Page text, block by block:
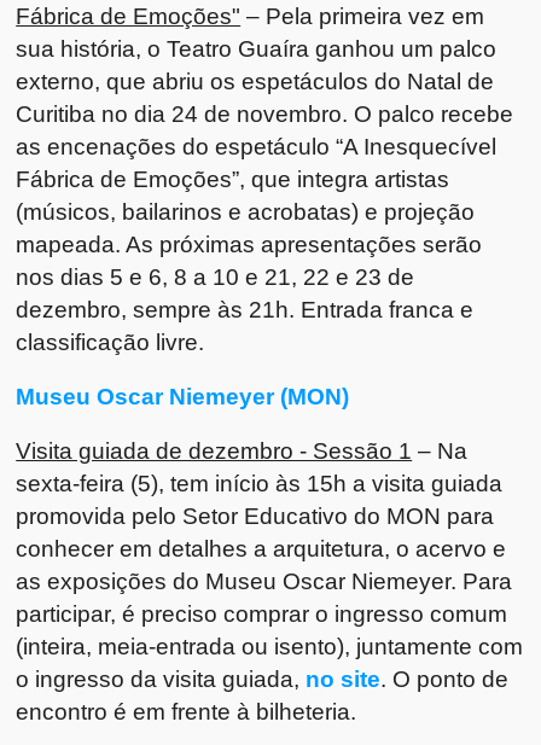
Fábrica de Emoções" – Pela primeira vez em
sua história, o Teatro Guaíra ganhou um palco
externo, que abriu os espetáculos do Natal de
Curitiba no dia 24 de novembro. O palco recebe
as encenações do espetáculo “A Inesquecível
Fábrica de Emoções”, que integra artistas
(músicos, bailarinos e acrobatas) e projeção
mapeada. As próximas apresentações serão
nos dias 5 e 6, 8 a 10 e 21, 22 e 23 de
dezembro, sempre às 21h. Entrada franca e
classificação livre.
Museu Oscar Niemeyer (MON)
Visita guiada de dezembro - Sessão 1 – Na
sexta-feira (5), tem início às 15h a visita guiada
promovida pelo Setor Educativo do MON para
conhecer em detalhes a arquitetura, o acervo e
as exposições do Museu Oscar Niemeyer. Para
participar, é preciso comprar o ingresso comum
(inteira, meia-entrada ou isento), juntamente com
o ingresso da visita guiada, no site. O ponto de
encontro é em frente à bilheteria.